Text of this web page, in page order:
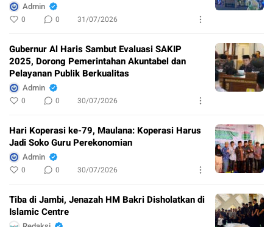
Admin
0 0 31/07/2026
Gubernur Al Haris Sambut Evaluasi SAKIP
2025, Dorong Pemerintahan Akuntabel dan
Pelayanan Publik Berkualitas
Admin
0 0 30/07/2026
Hari Koperasi ke-79, Maulana: Koperasi Harus
Jadi Soko Guru Perekonomian
Admin
0 0 30/07/2026
Tiba di Jambi, Jenazah HM Bakri Disholatkan di
Islamic Centre